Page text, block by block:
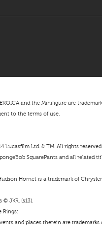
and the Minifigure are
to the terms of use.
Lucasfilm Ltd. & TM. All rights reserved.
SquarePants and all related
Hornet is a trademark of
JKR. (s13).
Rings:
and places therein are